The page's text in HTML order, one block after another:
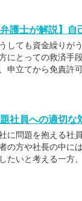
弁護士が解説】自
しても資金繰りが
にとっての救済手
申立てから免責許
社員への適切な
に問題を抱える社
の方や社長の中に
たいと考える一方